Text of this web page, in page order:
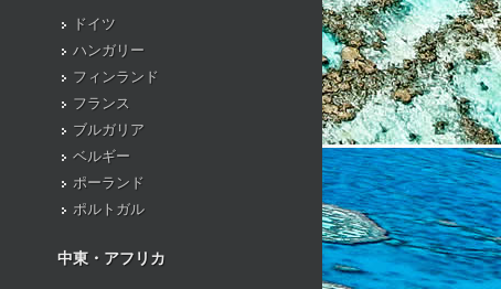
ドイツ
ハンガリー
フィンランド
フランス
ブルガリア
ベルギー
ポーランド
ポルトガル
中東・アフリカ